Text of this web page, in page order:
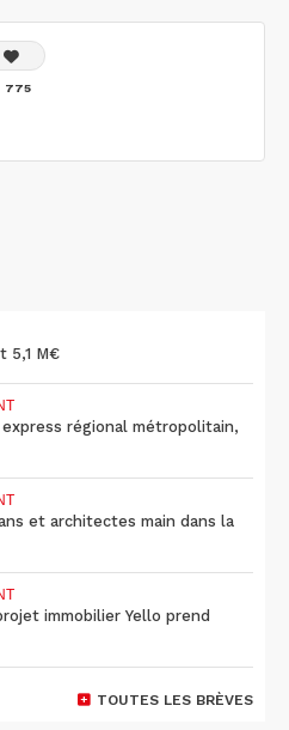
775
5,1 M€
express régional métropolitain,
et architectes main dans la
immobilier Yello prend
TOUTES LES BRÈVES